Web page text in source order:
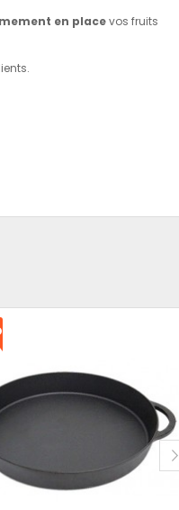
en placevos fruits